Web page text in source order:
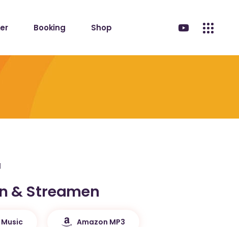
Booking Shop
& Streamen
Amazon MP3